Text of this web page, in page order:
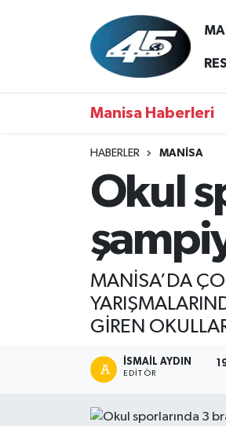
Manisa Haberleri
HABERLER MANİSA
Okul
MANİSA’DA
GİREN
İSMAIL AYDIN
EDITÖR
MANİSA
RESMİ REKLAM
Hava Durumu
Tüm Manşetler
Haber Arşivi